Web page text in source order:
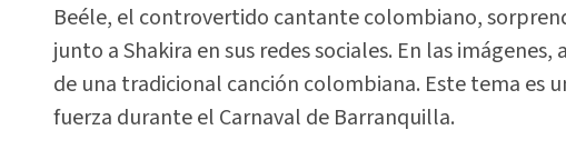
Beéle, el controvertido cantante colombiano,
junto a Shakira en sus redes sociales. En las
de una tradicional canción colombiana. Este tema es
fuerza durante el Carnaval de Barranquilla.